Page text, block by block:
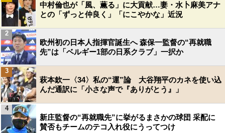
中村倫也が「風、薫る」に大貢献…妻・水卜麻美アナ
との「ずっと仲良く」「にこやかな」近況
欧州初の日本人指揮官誕生へ 森保一監督の“再就職
先”は「ベルギー1部の日系クラブ」一択か
2
萩本欽一〈34〉私の“運”論 大谷翔平のカネを使い込
んだ通訳に「小さな声で『ありがとう』」
3
新庄監督の“再就職先”に挙がるまさかの球団 采配に
賛否もチームのテコ入れ役にうってつけ
4